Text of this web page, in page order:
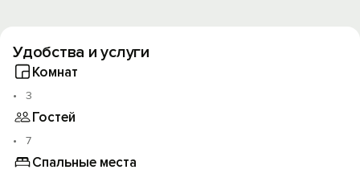
3 комнаты и кухня. На втором этаже 2 больших
балкона с видом на море. На первом этаже закрытая
В доме холодильник, газовая плита, электрочайник,
набор посуды, постельное белье. Кондиционеры,
стиральная машина, Wi-Fi.
Удобства и услуги
Комнат
3
Гостей
7
Спальные места